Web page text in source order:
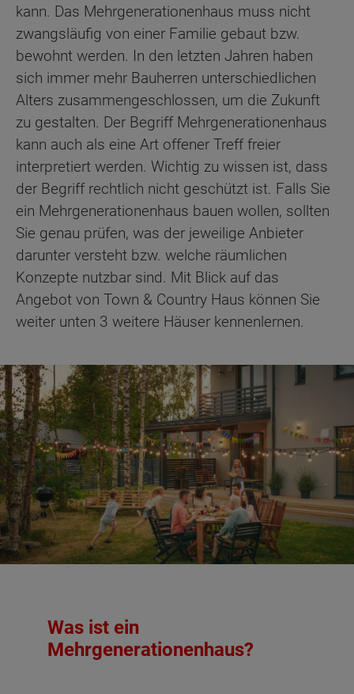
kann. Das Mehrgenerationenhaus muss nicht
zwangsläufig von einer Familie gebaut bzw.
bewohnt werden. In den letzten Jahren haben
sich immer mehr Bauherren unterschiedlichen
Alters zusammengeschlossen, um die Zukunft
zu gestalten. Der Begriff Mehrgenerationenhaus
kann auch als eine Art offener Treff freier
interpretiert werden. Wichtig zu wissen ist, dass
der Begriff rechtlich nicht geschützt ist. Falls Sie
ein Mehrgenerationenhaus bauen wollen, sollten
Sie genau prüfen, was der jeweilige Anbieter
darunter versteht bzw. welche räumlichen
Konzepte nutzbar sind. Mit Blick auf das
Angebot von Town & Country Haus können Sie
weiter unten 3 weitere Häuser kennenlernen.
Was ist ein
Mehrgenerationenhaus?